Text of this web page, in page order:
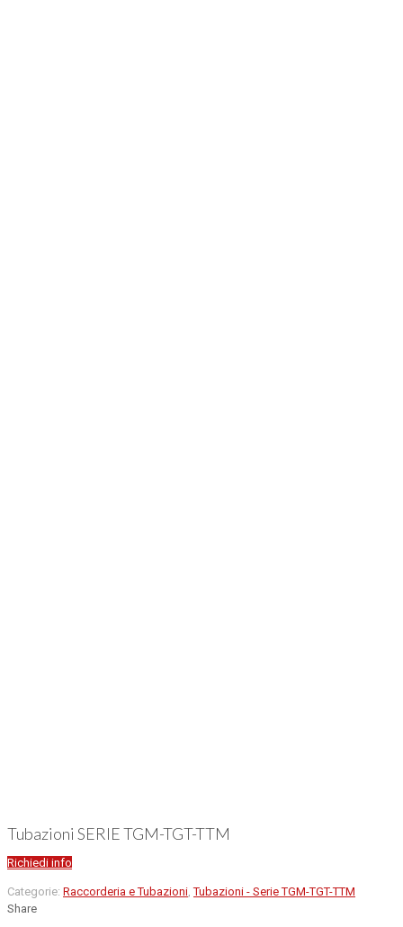
Tubazioni SERIE TGM-TGT-TTM
Richiedi info
Categorie: Raccorderia e Tubazioni ,Tubazioni - Serie TGM-TGT-TTM
Share